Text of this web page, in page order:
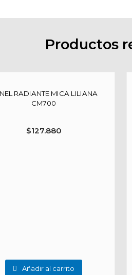
Productos
RADIANTE MICA LILIANA
CM700
$127.880
Añadir al carrito